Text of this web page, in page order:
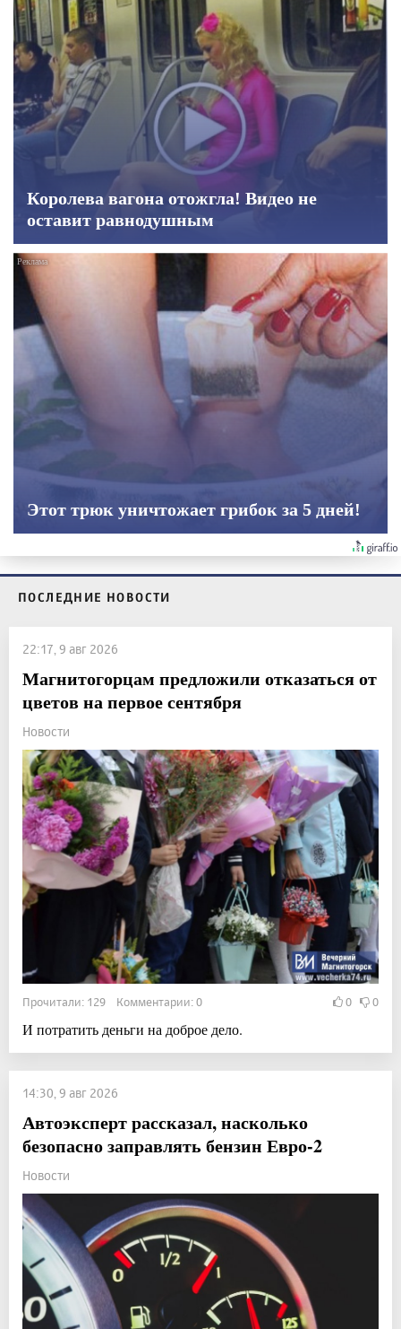
Королева вагона отожгла! Видео не
оставит равнодушным
Этот трюк уничтожает грибок за 5 дней!
ПОСЛЕДНИЕ НОВОСТИ
22:17, 9 авг 2026
Магнитогорцам предложили отказаться от
цветов на первое сентября
Новости
Прочитали: 129 Комментарии: 0 0 0
И потратить деньги на доброе дело.
14:30, 9 авг 2026
Автоэксперт рассказал, насколько
безопасно заправлять бензин Евро-2
Новости